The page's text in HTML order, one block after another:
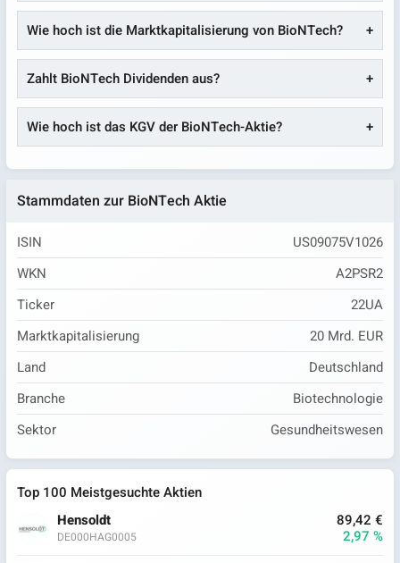
Wie hoch ist die Marktkapitalisierung von BioNTech?
Zahlt BioNTech Dividenden aus?
Wie hoch ist das KGV der BioNTech-Aktie?
Stammdaten zur BioNTech Aktie
ISIN
US09075V1026
WKN
A2PSR2
Ticker
22UA
Marktkapitalisierung
20 Mrd. EUR
Land
Deutschland
Branche
Biotechnologie
Sektor
Gesundheitswesen
Top 100 Meistgesuchte Aktien
Hensoldt
DE000HAG0005
89,42 €
2,97 %